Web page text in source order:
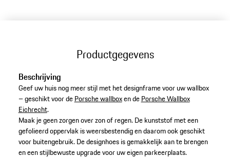
Productgegevens
Beschrijving
Geef uw huis nog meer stijl met het designframe voor uw wallbox
– geschikt voor dePorsche wallboxen dePorsche Wallbox
Eichrecht.
Maak je geen zorgen over zon of regen. De kunststof met een
gefolieerd oppervlak is weersbestendig en daarom ook geschikt
voor buitengebruik. De designhoes is gemakkelijk aan te brengen
en een stijlbewuste upgrade voor uw eigen parkeerplaats.